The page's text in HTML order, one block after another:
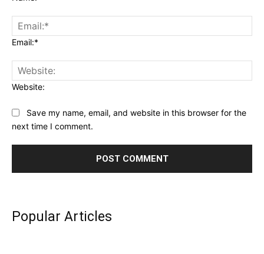
Email:*
Website:
Save my name, email, and website in this browser for the
next time I comment.
Popular Articles